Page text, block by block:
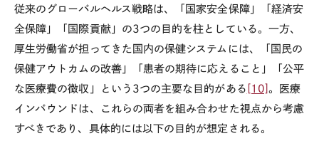
従来のグローバルヘルス戦略は、「国家安全保障」「経済安
全保障」「国際貢献」の3つの目的を柱としている。一方、
厚生労働省が担ってきた国内の保健システムには、「国民の
保健アウトカムの改善」「患者の期待に応えること」「公平
な医療費の徴収」という 3つの主要な目的がある [10] 。医療
インバウンドは、これらの両者を組み合わせた視点から考慮
すべきであり、具体的には以下の目的が想定される。